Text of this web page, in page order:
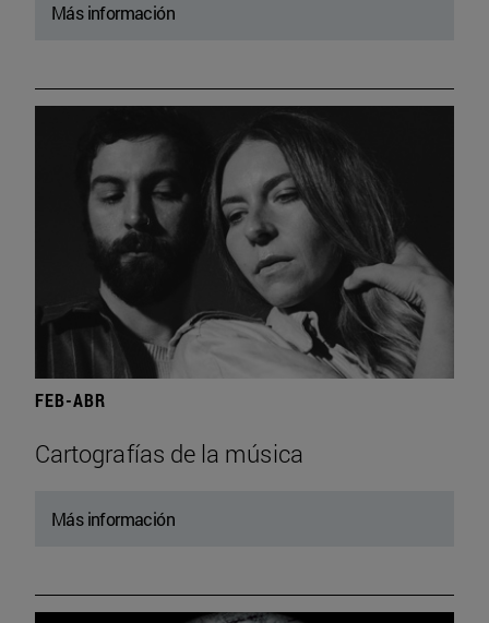
Más información
FEB-ABR
Cartografías de la música
Más información